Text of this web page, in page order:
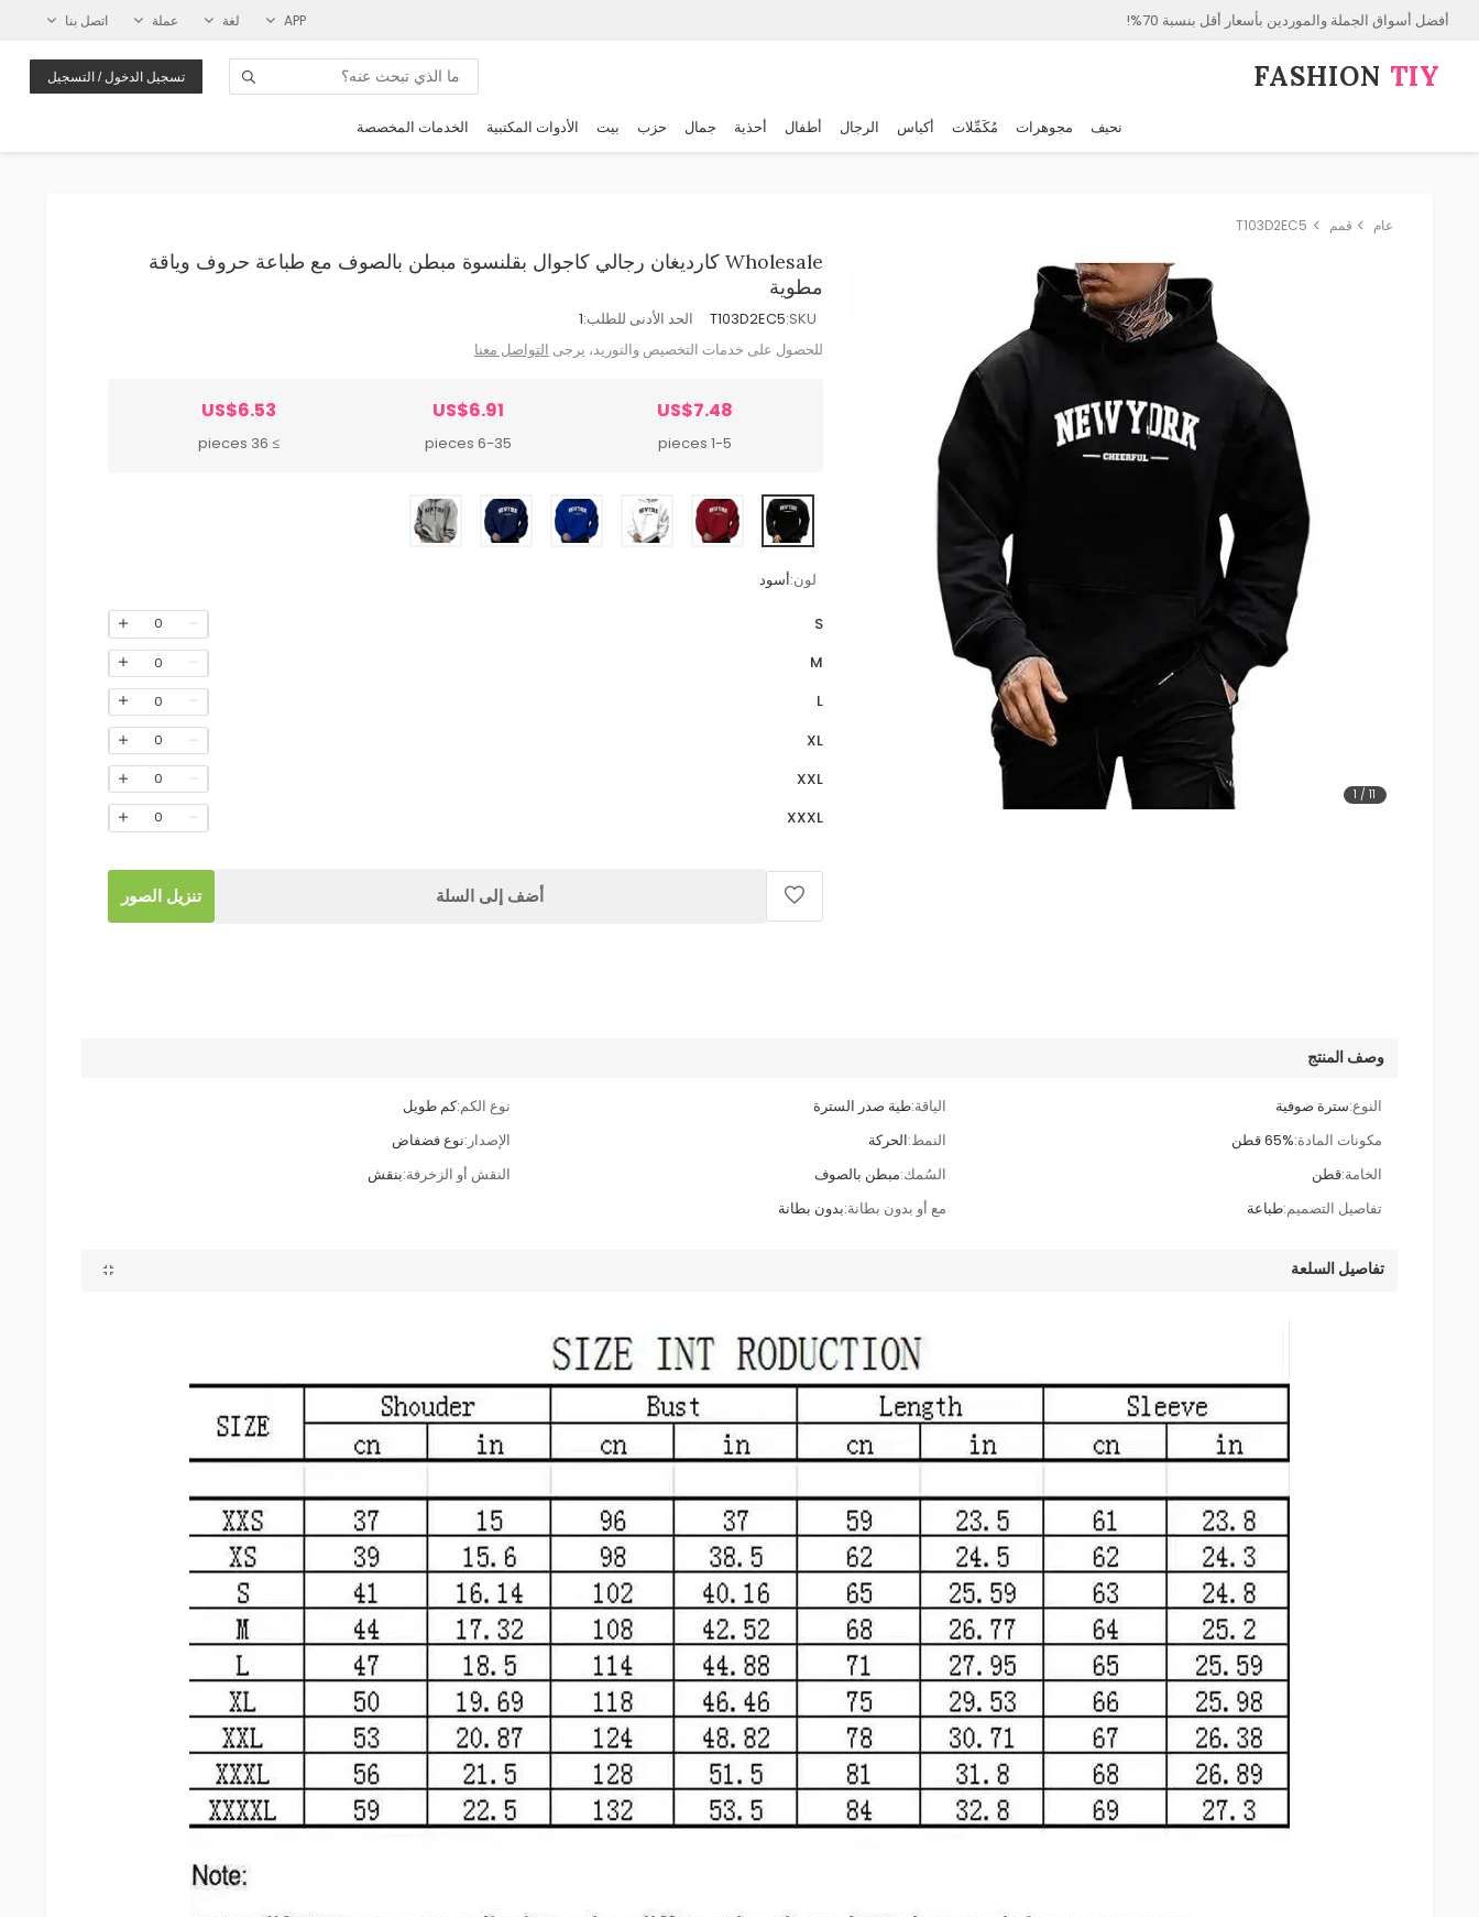
أفضل أسواق الجملة والموردين بأسعار أقل بنسبة 70%! APP لغة عملة اتصل بنا
FASHION⁠ TIY تسجيل الدخول / التسجيل
نحيف مجوهرات مُكَمِّلات أكياس الرجال أطفال أحذية جمال حزب بيت الأدوات المكتبية الخدمات المخصصة
عام قمم T103D2EC5
1 /11
Wholesale كارديغان رجالي كاجوال بقلنسوة مبطن بالصوف مع طباعة حروف وياقة
مطوية
SKU:
T103D2EC5 الحد الأدنى للطلب:1
للحصول على خدمات التخصيص والتوريد، يرجى التواصل معنا
US$7.48
1-5 pieces
US$6.91
6-35 pieces
US$6.53
≥ 36 pieces
لون:أسود
S
0
M
0
L
0
XL
0
XXL
0
XXXL
0
أضف إلى السلة تنزيل الصور
وصف المنتج
النوع:سترة صوفية الياقة:طية صدر السترة نوع الكم:كم طويل
مكونات المادة:65% قطن النمط:الحركة الإصدار:نوع فضفاض
الخامة:قطن السُمك:مبطن بالصوف النقش أو الزخرفة:بنقش
تفاصيل التصميم:طباعة مع أو بدون بطانة:بدون بطانة
تفاصيل السلعة